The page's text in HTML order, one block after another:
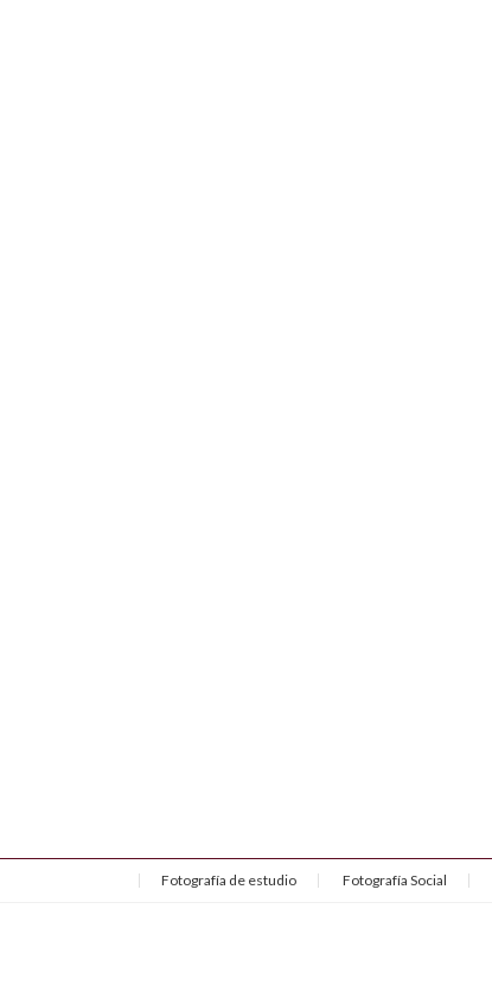
Fotografía de estudio Fotografía Social